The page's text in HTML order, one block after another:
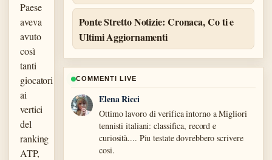
Paese
aveva
avuto
così
tanti
giocatori
ai
vertici
del
ranking
ATP,
Ponte Stretto Notizie: Cronaca, Co ti e
Ultimi Aggiornamenti
COMMENTI LIVE
Elena Ricci
Ottimo lavoro di verifica intorno a Migliori
tennisti italiani: classifica, record e
curiosità.... Piu testate dovrebbero scrivere
cosi.